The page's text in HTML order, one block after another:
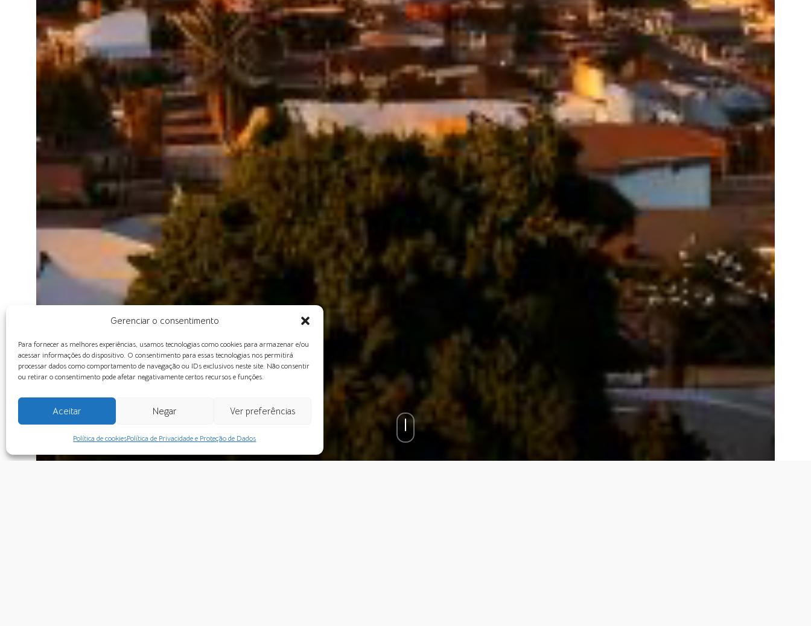
Gerenciar o consentimento
Para fornecer as melhores experiências, usamos tecnologias como cookies para armazenar e/ou
acessar informações do dispositivo. O consentimento para essas tecnologias nos permitirá
processar dados como comportamento de navegação ou IDs exclusivos neste site. Não consentir
ou retirar o consentimento pode afetar negativamente certos recursos e funções.
Aceitar Negar Ver preferências
Política de cookiesPolítica de Privacidade e Proteção de Dados